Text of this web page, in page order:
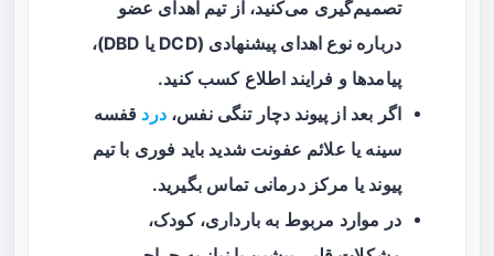
تصمیم‌گیری می‌کنید، از تیم اهدای عضو
درباره نوع اهدای پیشنهادی (DCD یا DBD)،
پیامدها و فرایند اطلاع کسب کنید.
اگر بعد از پیوند دچار تنگی نفس،درد قفسه
سینه یا علائم عفونت شدید باید فوری با تیم
پیوند یا مرکز درمانی تماس بگیرید.
در موارد مربوط به بارداری، کودک،